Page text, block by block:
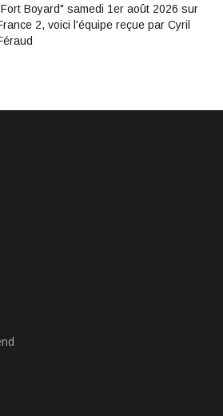
Boyard" samedi 1er août 2026 sur
2, voici l'équipe reçue par Cyril